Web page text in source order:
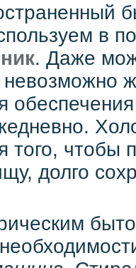
в
. Даже
того, чтобы
долго